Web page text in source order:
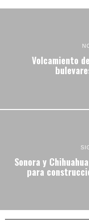
Volcamiento
Sonora y
para